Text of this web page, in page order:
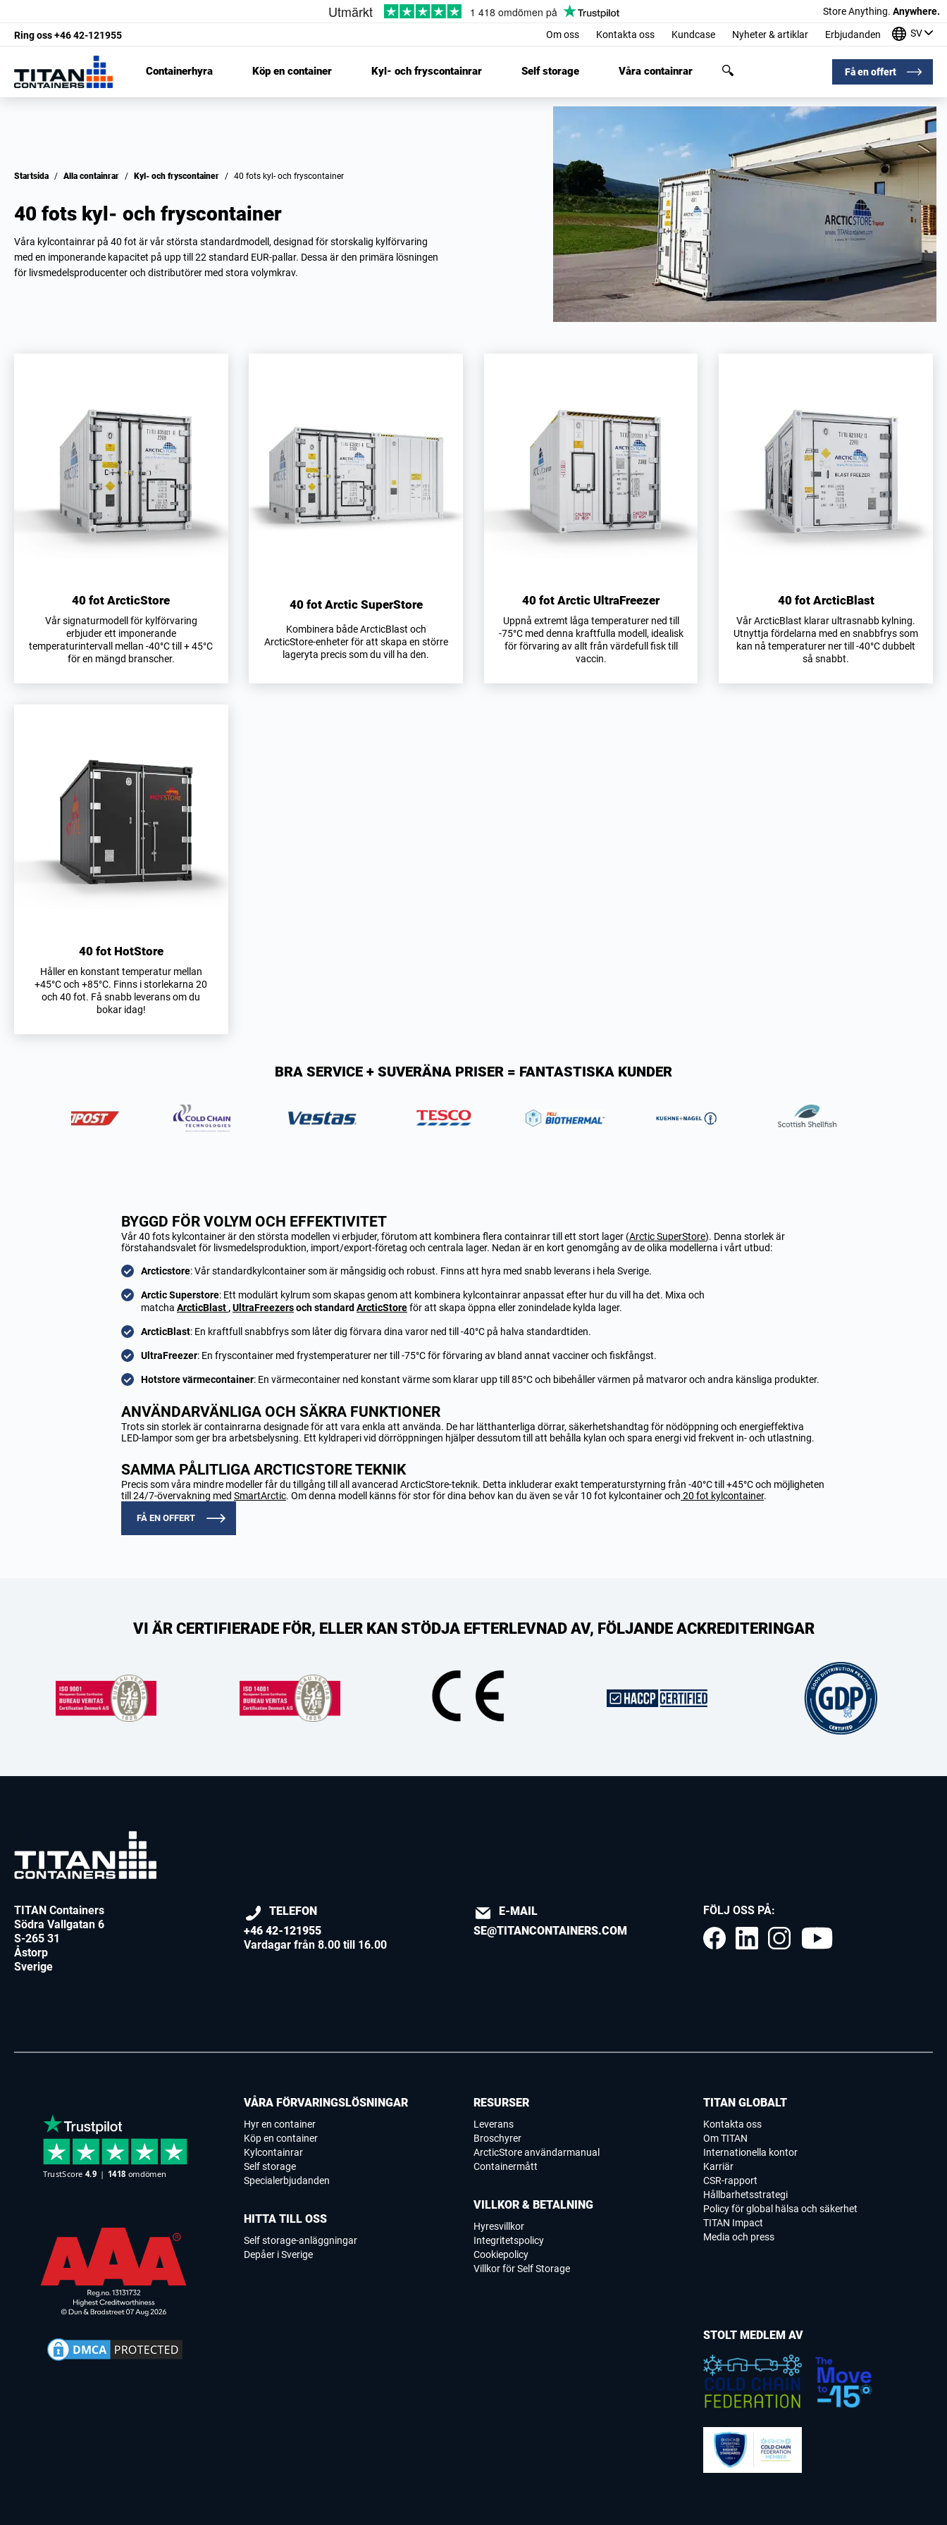
Store Anything. Anywhere.
Ring oss+46 42-121955 Om oss Kontakta oss Kundcase Nyheter & artiklar Erbjudanden SV
Containerhyra Köp en container Kyl- och fryscontainrar Self storage Våra containrar Få en offert
Startsida / Alla containrar / Kyl- och fryscontainer / 40 fots kyl- och fryscontainer
40 fots kyl- och fryscontainer
Våra kylcontainrar på 40 fot är vår största standardmodell, designad för storskalig kylförvaring
med en imponerande kapacitet på upp till 22 standard EUR-pallar. Dessa är den primära lösningen
för livsmedelsproducenter och distributörer med stora volymkrav.
40 fot ArcticStore
Vår signaturmodell för kylförvaring
erbjuder ett imponerande
temperaturintervall mellan -40°C till + 45°C
för en mängd branscher.
40 fot Arctic SuperStore
Kombinera både ArcticBlast och
ArcticStore-enheter för att skapa en större
lageryta precis som du vill ha den.
40 fot Arctic UltraFreezer
Uppnå extremt låga temperaturer ned till
-75°C med denna kraftfulla modell, idealisk
för förvaring av allt från värdefull fisk till
vaccin.
40 fot ArcticBlast
Vår ArcticBlast klarar ultrasnabb kylning.
Utnyttja fördelarna med en snabbfrys som
kan nå temperaturer ner till -40°C dubbelt
så snabbt.
40 fot HotStore
Håller en konstant temperatur mellan
+45°C och +85°C. Finns i storlekarna 20
och 40 fot. Få snabb leverans om du
bokar idag!
BRA SERVICE + SUVERÄNA PRISER = FANTASTISKA KUNDER
BYGGD FÖR VOLYM OCH EFFEKTIVITET
Vår 40 fots kylcontainer är den största modellen vi erbjuder, förutom att kombinera flera containrar till ett stort lager (Arctic SuperStore). Denna storlek är
förstahandsvalet för livsmedelsproduktion, import/export-företag och centrala lager. Nedan är en kort genomgång av de olika modellerna i vårt utbud:
Arcticstore: Vår standardkylcontainer som är mångsidig och robust. Finns att hyra med snabb leverans i hela Sverige.
Arctic Superstore: Ett modulärt kylrum som skapas genom att kombinera kylcontainrar anpassat efter hur du vill ha det. Mixa och
matcha ArcticBlast ,UltraFreezersoch standard ArcticStoreför att skapa öppna eller zonindelade kylda lager.
ArcticBlast: En kraftfull snabbfrys som låter dig förvara dina varor ned till -40°C på halva standardtiden.
UltraFreezer: En fryscontainer med frystemperaturer ner till -75°C för förvaring av bland annat vacciner och fiskfångst.
Hotstore värmecontainer: En värmecontainer ned konstant värme som klarar upp till 85°C och bibehåller värmen på matvaror och andra känsliga produkter.
ANVÄNDARVÄNLIGA OCH SÄKRA FUNKTIONER
Trots sin storlek är containrarna designade för att vara enkla att använda. De har lätthanterliga dörrar, säkerhetshandtag för nödöppning och energieffektiva
LED-lampor som ger bra arbetsbelysning. Ett kyldraperi vid dörröppningen hjälper dessutom till att behålla kylan och spara energi vid frekvent in- och utlastning.
SAMMA PÅLITLIGA ARCTICSTORE TEKNIK
Precis som våra mindre modeller får du tillgång till all avancerad ArcticStore-teknik. Detta inkluderar exakt temperaturstyrning från -40°C till +45°C och möjligheten
till 24/7-övervakning med SmartArctic. Om denna modell känns för stor för dina behov kan du även se vår 10 fot kylcontaineroch 20 fot kylcontainer.
FÅ EN OFFERT
VI ÄR CERTIFIERADE FÖR, ELLER KAN STÖDJA EFTERLEVNAD AV, FÖLJANDE ACKREDITERINGAR
TITAN Containers
Södra Vallgatan 6
S-265 31
Åstorp
Sverige
TELEFON
+46 42-121955
Vardagar från 8.00 till 16.00
E-MAIL
SE@TITANCONTAINERS.COM
FÖLJ OSS PÅ:
VÅRA FÖRVARINGSLÖSNINGAR
Hyr en container
Köp en container
Kylcontainrar
Self storage
Specialerbjudanden
HITTA TILL OSS
Self storage-anläggningar
Depåer i Sverige
TITAN GLOBALT
Kontakta oss
Om TITAN
Internationella kontor
Karriär
CSR-rapport
Hållbarhetsstrategi
Policy för global hälsa och säkerhet
TITAN Impact
Media och press
RESURSER
Leverans
Broschyrer
ArcticStore användarmanual
Containermått
VILLKOR & BETALNING
Hyresvillkor
Integritetspolicy
Cookiepolicy
Villkor för Self Storage
STOLT MEDLEM AV